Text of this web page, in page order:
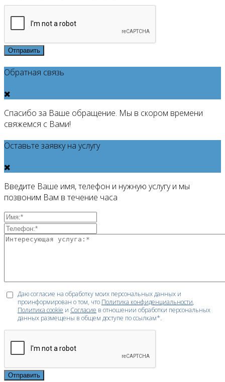
Отправить
Обратная связь
Спасибо за Ваше обращение. Мы в скором времени
свяжемся с Вами!
Оставьте заявку на услугу
Введите Ваше имя, телефон и нужную услугу и мы
позвоним Вам в течение часа
Даю согласие на обработку моих персональных данных и
проинформирован о том, что Политика конфиденциальности,
Политика cookie и Согласие в отношении обработки персональных
данных размещены в общем доступе по ссылкам*.
Отправить